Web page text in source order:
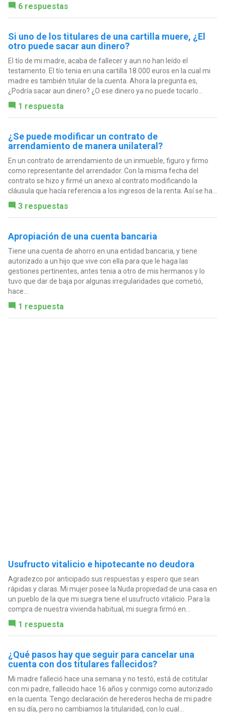
6 respuestas
Si uno de los titulares de una cartilla muere, ¿El
otro puede sacar aun dinero?
El tío de mi madre, acaba de fallecer y aun no han leído el
testamento. El tío tenia en una cartilla 18.000 euros en la cual mi
madre es también titular de la cuenta. Ahora la pregunta es,
¿Podría sacar aun dinero? ¿O ese dinero ya no puede tocarlo...
1 respuesta
¿Se puede modificar un contrato de
arrendamiento de manera unilateral?
En un contrato de arrendamiento de un inmueble, figuro y firmo
como representante del arrendador. Con la misma fecha del
contrato se hizo y firmé un anexo al contrato modificando la
cláusula que hacía referencia a los ingresos de la renta. Así se ha...
3 respuestas
Apropiación de una cuenta bancaria
Tiene una cuenta de ahorro en una entidad bancaria, y tiene
autorizado a un hijo que vive con ella para que le haga las
gestiones pertinentes, antes tenia a otro de mis hermanos y lo
tuvo que dar de baja por algunas irregularidades que cometió,
hace...
1 respuesta
Usufructo vitalicio e hipotecante no deudora
Agradezco por anticipado sus respuestas y espero que sean
rápidas y claras. Mi mujer posee la Nuda propiedad de una casa en
un pueblo de la que mi suegra tiene el usufructo vitalicio. Para la
compra de nuestra vivienda habitual, mi suegra firmó en...
1 respuesta
¿Qué pasos hay que seguir para cancelar una
cuenta con dos titulares fallecidos?
Mi madre falleció hace una semana y no testó, está de cotitular
con mi padre, fallecido hace 16 años y conmigo como autorizado
en la cuenta. Tengo declaración de herederos hecha de mi padre
en su día, pero no cambiamos la titularidad, con lo cual...